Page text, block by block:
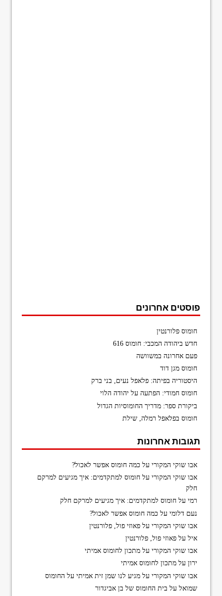
פוסטים אחרונים
חומוס פלורנטין
חדש ביהודה המכבי: חומוס 616
פעם אחרונה במשוושה
חומוס מגן דוד
היסטוריה בפיתה: פלאפל נעים, בני ברק
חומוס חמודי: הפתעה על יהודה הלוי
ביקורת ספר: מדריך החומוסיות הגדול
חומוס בפלאפל רמלה, שילת
תגובות אחרונות
אבו שוקי המקורי על כמה חומוס אפשר לאכול?
אבו שוקי המקורי עלחומוס למתקדמים: איך מגיעים למרקם
חלק
רמי עלחומוס למתקדמים: איך מגיעים למרקם חלק
נעם דלומי על כמה חומוס אפשר לאכול?
אבו שוקי המקורי עלפאוזי פול, פלורנטין
איל עלפאוזי פול, פלורנטין
אבו שוקי המקורי עלמתכון לחומוס אמיתי
ירון עלמתכון לחומוס אמיתי
אבו שוקי המקורי עלמגיע לנו שמן זית אמיתי על החומוס
שמואל על בית החומוס של בן אביגדור